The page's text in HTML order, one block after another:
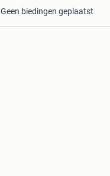
Geen biedingen geplaatst